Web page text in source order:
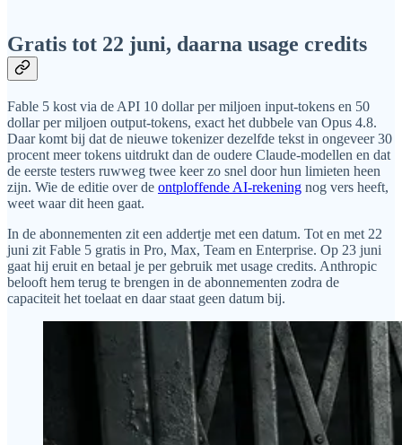
Gratis tot 22 juni, daarna usage credits
Fable 5 kost via de API 10 dollar per miljoen input-tokens en 50
dollar per miljoen output-tokens, exact het dubbele van Opus 4.8.
Daar komt bij dat de nieuwe tokenizer dezelfde tekst in ongeveer 30
procent meer tokens uitdrukt dan de oudere Claude-modellen en dat
de eerste testers ruwweg twee keer zo snel door hun limieten heen
zijn. Wie de editie over de ontploffende AI-rekening nog vers heeft,
weet waar dit heen gaat.
In de abonnementen zit een addertje met een datum. Tot en met 22
juni zit Fable 5 gratis in Pro, Max, Team en Enterprise. Op 23 juni
gaat hij eruit en betaal je per gebruik met usage credits. Anthropic
belooft hem terug te brengen in de abonnementen zodra de
capaciteit het toelaat en daar staat geen datum bij.